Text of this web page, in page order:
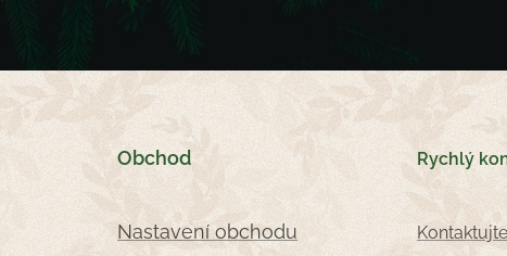
Obchod
Nastavení obchodu
Rychlý